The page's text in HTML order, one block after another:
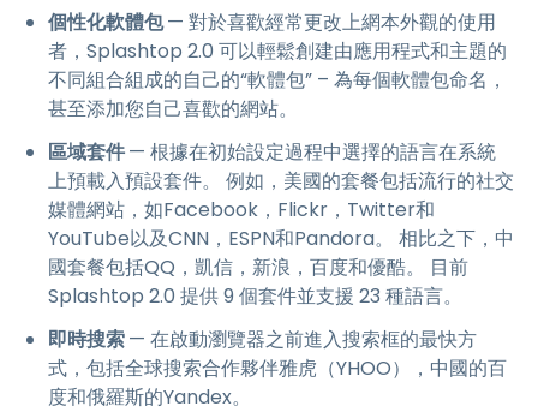
個性化軟體包— 對於喜歡經常更改上網本外觀的使用
者，Splashtop 2.0 可以輕鬆創建由應用程式和主題的
不同組合組成的自己的“軟體包” – 為每個軟體包命名，
甚至添加您自己喜歡的網站。
區域套件— 根據在初始設定過程中選擇的語言在系統
上預載入預設套件。 例如，美國的套餐包括流行的社交
媒體網站，如Facebook，Flickr，Twitter和
YouTube以及CNN，ESPN和Pandora。 相比之下，中
國套餐包括QQ，凱信，新浪，百度和優酷。 目前
Splashtop 2.0 提供 9 個套件並支援 23 種語言。
即時搜索— 在啟動瀏覽器之前進入搜索框的最快方
式，包括全球搜索合作夥伴雅虎（YHOO），中國的百
度和俄羅斯的Yandex。